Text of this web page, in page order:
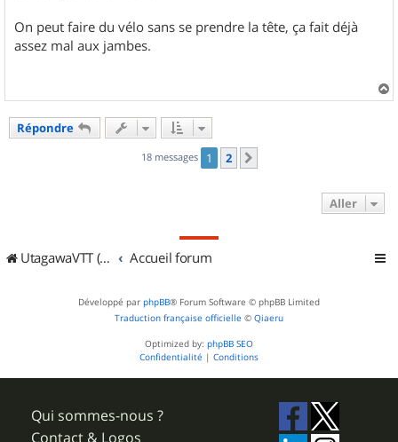
On peut faire du vélo sans se prendre la tête, ça fait déjà
assez mal aux jambes.
a
Répondre
18 messages 1 2
Aller
UtagawaVTT (Randos VTT et VTTAE avec traces GPS) Accueil forum
Développé par phpBB® Forum Software © phpBB Limited
Traduction française officielle © Qiaeru
Optimized by: phpBB SEO
Confidentialité | Conditions
Qui sommes-nous ?
Contact & Logos